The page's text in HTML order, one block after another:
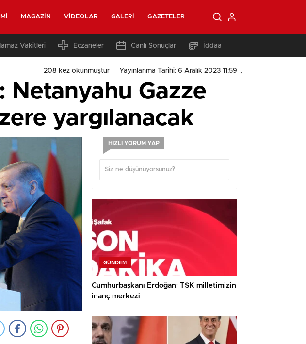
MAGAZIN VIDEOLAR GALERI GAZETELER
Vakitleri Eczaneler Canlı Sonuçlar İddaa
,
208 kez okunmuştur Yayınlanma Tarihi: 6 Aralık 2023 11:59
Netanyahu Gazze
yargılanacak
HIZLI YORUM YAP
GÜNDEM
Cumhurbaşkanı Erdoğan: TSK milletimizin
inanç merkezi